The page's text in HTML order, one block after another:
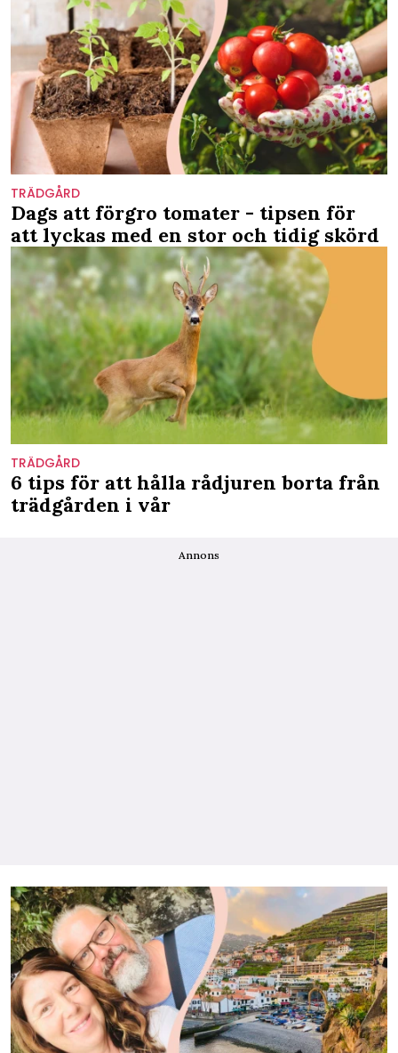
TRÄDGÅRD
Dags att förgro tomater - tipsen för
att lyckas med en stor och tidig skörd
TRÄDGÅRD
6 tips för att hålla rådjuren borta från
trädgården i vår
Annons